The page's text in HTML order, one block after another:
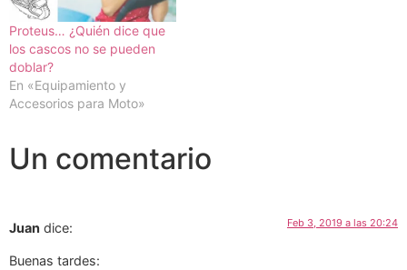
Proteus… ¿Quién dice que
los cascos no se pueden
doblar?
En «Equipamiento y
Accesorios para Moto»
Un comentario
Juan dice: Feb 3, 2019 a las 20:24
Buenas tardes: